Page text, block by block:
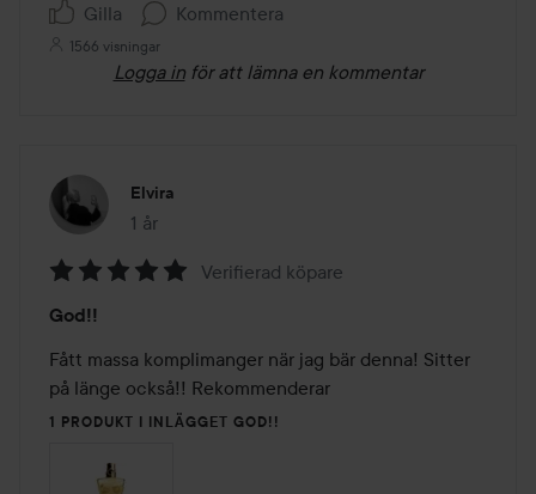
Gilla Kommentera
1566 visningar
Logga in för att lämna en kommentar
Elvira
1 år
Inlägget skapades 1 år
5
av
5
Verifierad köpare
God!!
Fått massa komplimanger när jag bär denna! Sitter
på länge också!! Rekommenderar
1 PRODUKT I INLÄGGET GOD!!